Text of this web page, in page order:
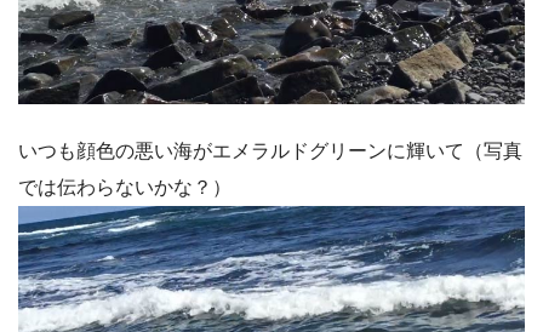
いつも顔色の悪い海がエメラルドグリーンに輝いて（写真
では伝わらないかな？）